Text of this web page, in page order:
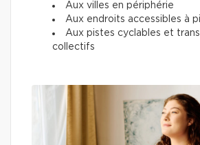
Aux villes en périphérie
Aux endroits accessibles à
Aux pistes cyclables et
collectifs